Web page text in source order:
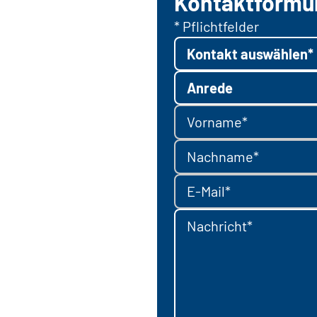
* Pflichtfelder
Kontakt auswählen*
Anrede
Vorname*
Nachname*
E-Mail*
Nachricht*